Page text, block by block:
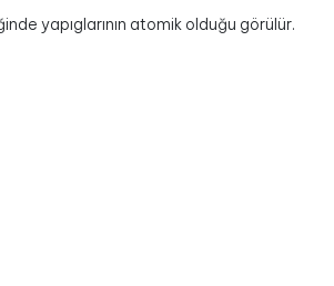
yapıglarının atomik olduğu görülür.